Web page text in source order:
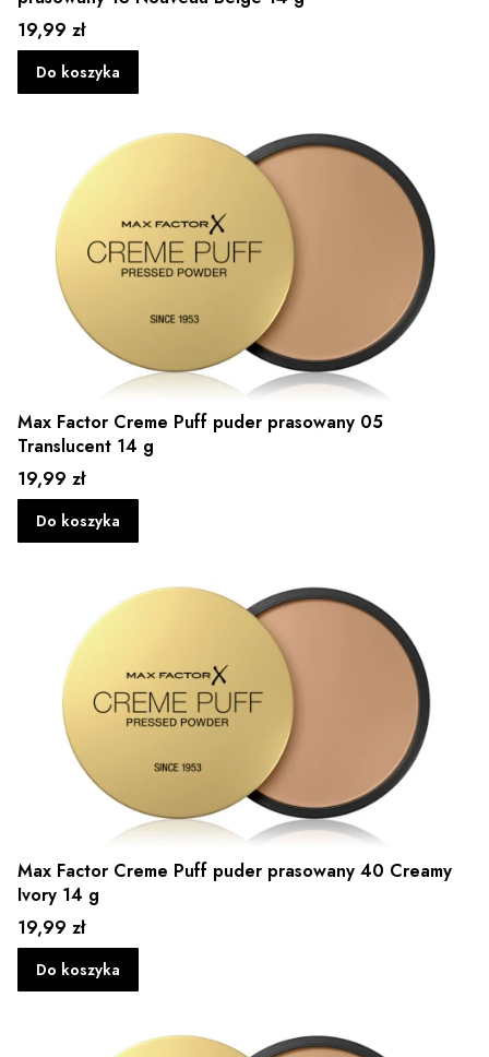
Cena
19,99 zł
Do koszyka
Max Factor Creme Puff puder prasowany 05
Translucent 14 g
Cena
19,99 zł
Do koszyka
Max Factor Creme Puff puder prasowany 40 Creamy
Ivory 14 g
Cena
19,99 zł
Do koszyka